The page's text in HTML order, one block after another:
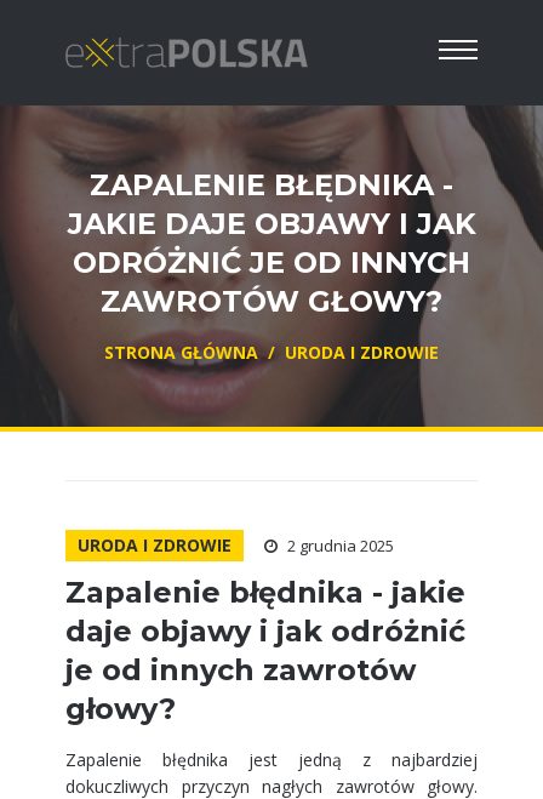
ZAPALENIE BŁĘDNIKA -
JAKIE DAJE OBJAWY I JAK
ODRÓŻNIĆ JE OD INNYCH
ZAWROTÓW GŁOWY?
STRONA GŁÓWNA / URODA I ZDROWIE
URODA I ZDROWIE 2 grudnia 2025
Zapalenie błędnika - jakie
daje objawy i jak odróżnić
je od innych zawrotów
głowy?
​Zapalenie błędnika jest jedną z najbardziej
dokuczliwych przyczyn nagłych zawrotów głowy.